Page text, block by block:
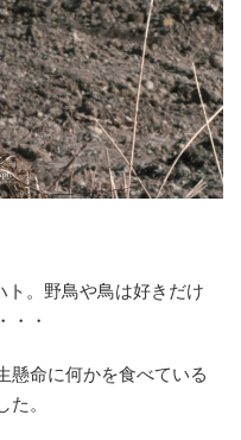
。野鳥や鳥は好きだけ
・・
懸命に何かを食べている
。